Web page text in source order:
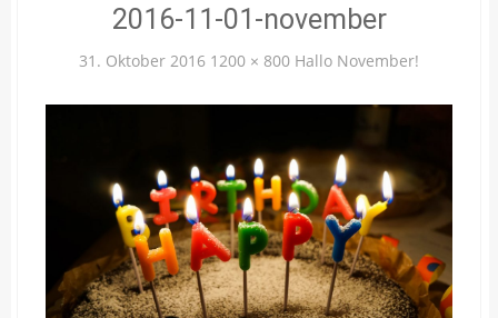
2016-11-01-november
31. Oktober 2016 1200 × 800 Hallo November!